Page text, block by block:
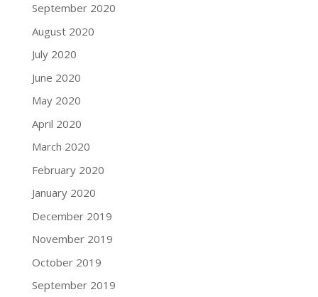
September 2020
August 2020
July 2020
June 2020
May 2020
April 2020
March 2020
February 2020
January 2020
December 2019
November 2019
October 2019
September 2019